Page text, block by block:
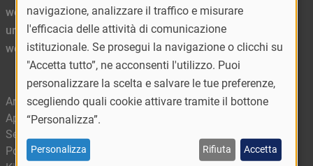
web mail:
urp@unipv.it
webateneo@unipv.it
Area riservata
App Ufficiale - MyUnipv
Servizi digitali
Portale delle competenze
navigazione, analizzare il traffico e misurare
l'efficacia delle attività di comunicazione
istituzionale. Se prosegui la navigazione o clicchi su
"Accetta tutto”, ne acconsenti l'utilizzo. Puoi
personalizzare la scelta e salvare le tue preferenze,
scegliendo quali cookie attivare tramite il bottone
“Personalizza”.
Personalizza Rifiuta Accetta